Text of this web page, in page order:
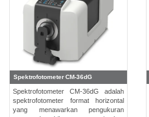
Pengukuran
Tampilan
Produk
Dihentikan
Sumber
Spektrofotometer CM-36dG
Spektrofotometer CM-36dG adalah
spektrofotometer format horizontal
yang menawarkan pengukuran